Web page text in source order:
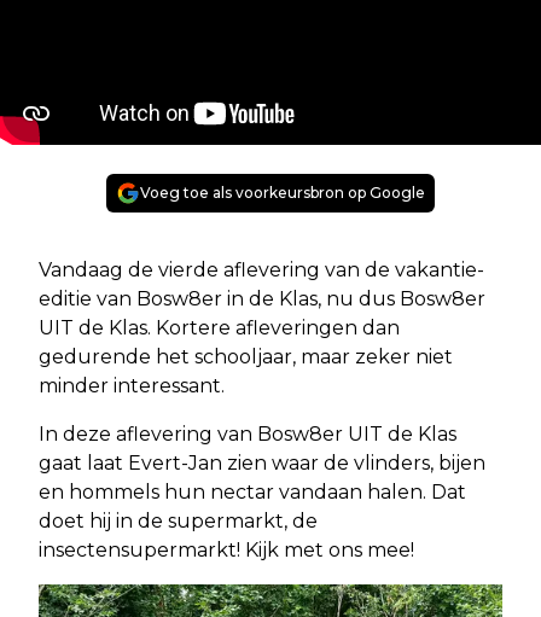
Voeg toe als voorkeursbron op Google
Vandaag de vierde aflevering van de vakantie-
editie van Bosw8er in de Klas, nu dus Bosw8er
UIT de Klas. Kortere afleveringen dan
gedurende het schooljaar, maar zeker niet
minder interessant.
In deze aflevering van Bosw8er UIT de Klas
gaat laat Evert-Jan zien waar de vlinders, bijen
en hommels hun nectar vandaan halen. Dat
doet hij in de supermarkt, de
insectensupermarkt! Kijk met ons mee!